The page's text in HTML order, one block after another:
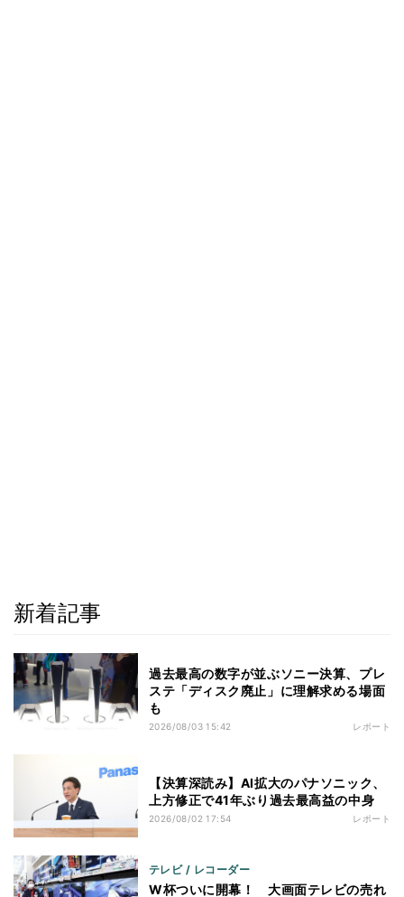
新着記事
過去最高の数字が並ぶソニー決算、プレ
ステ「ディスク廃止」に理解求める場面
も
2026/08/03 15:42 レポート
【決算深読み】AI拡大のパナソニック、
上方修正で41年ぶり過去最高益の中身
2026/08/02 17:54 レポート
テレビ / レコーダー
W杯ついに開幕！ 大画面テレビの売れ